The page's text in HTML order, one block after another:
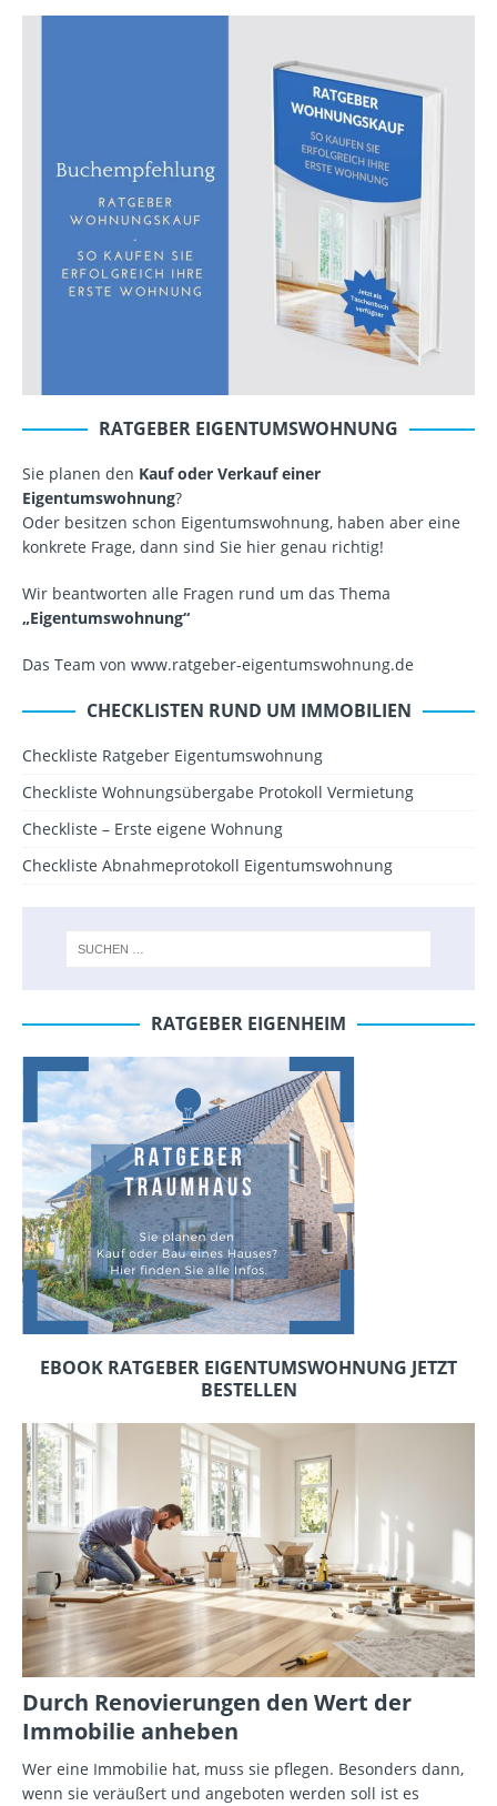
RATGEBER EIGENTUMSWOHNUNG
Sie planen den Kauf oder Verkauf einer
Eigentumswohnung?
Oder besitzen schon Eigentumswohnung, haben aber eine
konkrete Frage, dann sind Sie hier genau richtig!
Wir beantworten alle Fragen rund um das Thema
„Eigentumswohnung“
Das Team von www.ratgeber-eigentumswohnung.de
CHECKLISTEN RUND UM IMMOBILIEN
Checkliste Ratgeber Eigentumswohnung
Checkliste Wohnungsübergabe Protokoll Vermietung
Checkliste – Erste eigene Wohnung
Checkliste Abnahmeprotokoll Eigentumswohnung
RATGEBER EIGENHEIM
EBOOK RATGEBER EIGENTUMSWOHNUNG JETZT
BESTELLEN
Durch Renovierungen den Wert der
Immobilie anheben
Wer eine Immobilie hat, muss sie pflegen. Besonders dann,
wenn sie veräußert und angeboten werden soll ist es